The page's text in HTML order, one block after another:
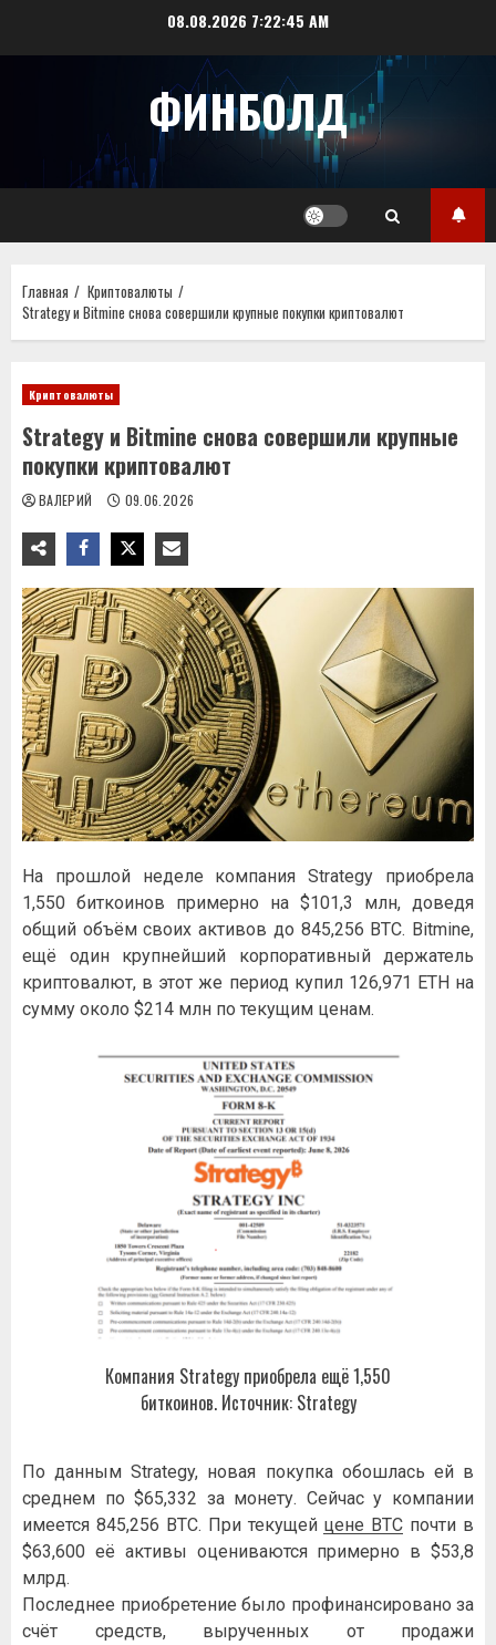
08.08.2026 7:22:46 AM
ФИНБОЛД
Главная
Криптовалюты
Strategy и Bitmine снова совершили крупные покупки криптовалют
Криптовалюты
Strategy и Bitmine снова совершили крупные
покупки криптовалют
ВАЛЕРИЙ 09.06.2026
На прошлой неделе компания Strategy приобрела
1,550 биткоинов примерно на $101,3 млн, доведя
общий объём своих активов до 845,256 BTC. Bitmine,
ещё один крупнейший корпоративный держатель
криптовалют, в этот же период купил 126,971 ETH на
сумму около $214 млн по текущим ценам.
Компания Strategy приобрела ещё 1,550
биткоинов. Источник: Strategy
По данным Strategy, новая покупка обошлась ей в
среднем по $65,332 за монету. Сейчас у компании
имеется 845,256 BTC. При текущей цене BTC почти в
$63,600 её активы оцениваются примерно в $53,8
млрд.
Последнее приобретение было профинансировано за
счёт средств, вырученных от продажи